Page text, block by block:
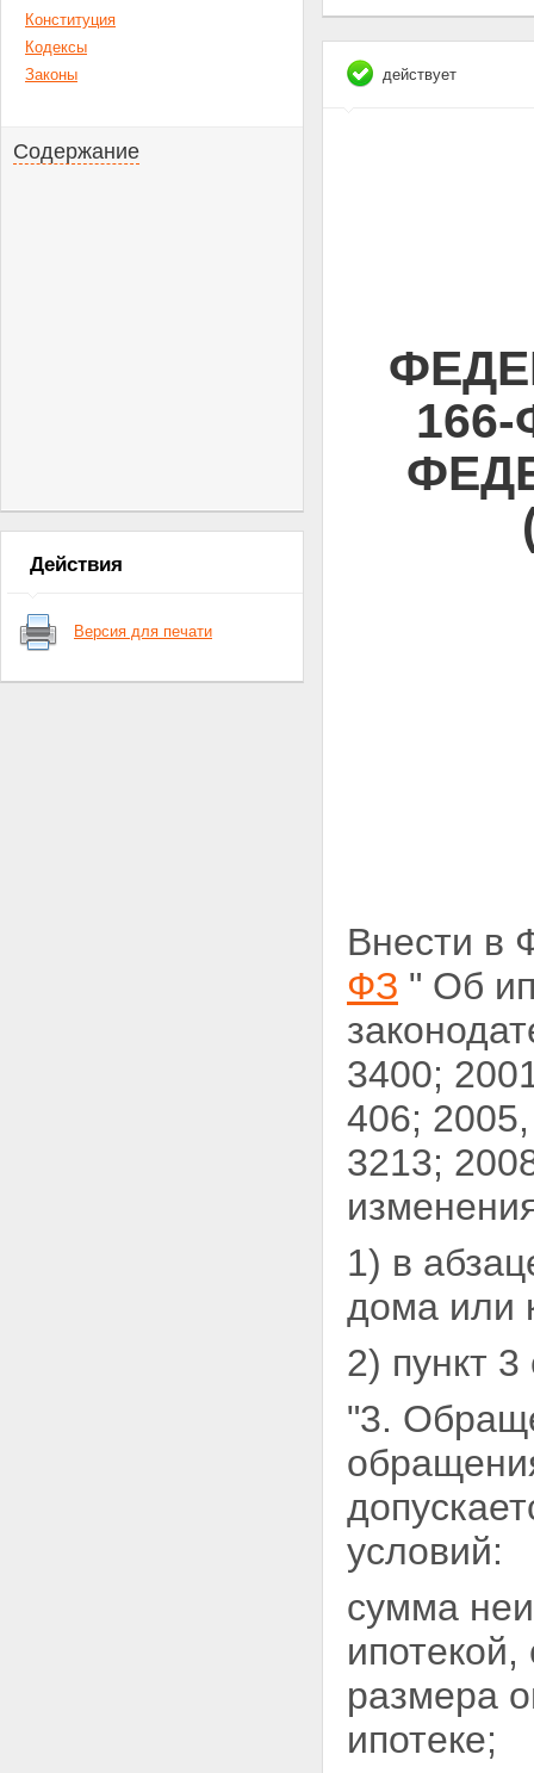
Конституция
Кодексы
Законы
Содержание
Действия
Версия для печати
действует
Внести в
ФЗ " Об
3400;
406;
3213;
1) в
дома или
2) пункт
"3.
условий:
сумма
размера
ипотеке;